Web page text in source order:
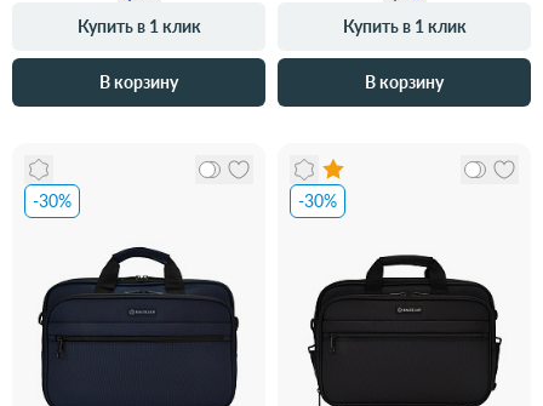
Купить в 1 клик
В корзину
Купить в 1 клик
В корзину
-30% -30%